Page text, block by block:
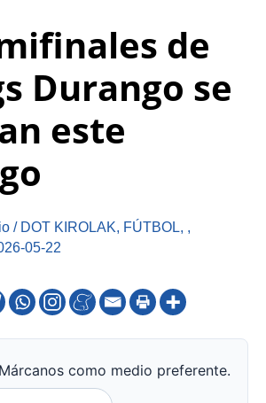
de
Durango se
este
/ DOT KIROLAK, FÚTBOL, ,
05-22
Márcanos como medio preferente.